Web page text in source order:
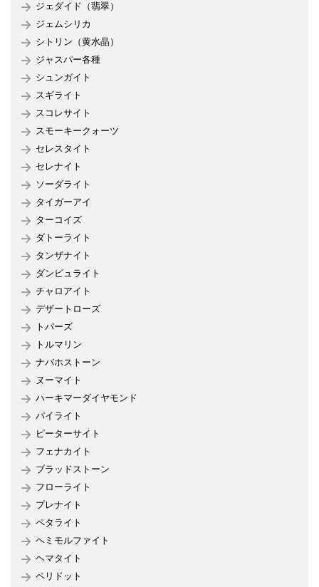
ジェダイド（翡翠）
ジェムシリカ
シトリン（黄水晶）
ジャスパー各種
シュンガイト
スギライト
スコレサイト
スモーキークォーツ
セレスタイト
セレナイト
ソーダライト
タイガーアイ
ターコイズ
ダトーライト
タンザナイト
ダンビュライト
チャロアイト
デザートローズ
トパーズ
トルマリン
ナバホストーン
ヌーマイト
ハーキマーダイヤモンド
パイライト
ピーターサイト
フェナカイト
ブラッドストーン
フローライト
プレナイト
ペタライト
ヘミモルファイト
ヘマタイト
ペリドット